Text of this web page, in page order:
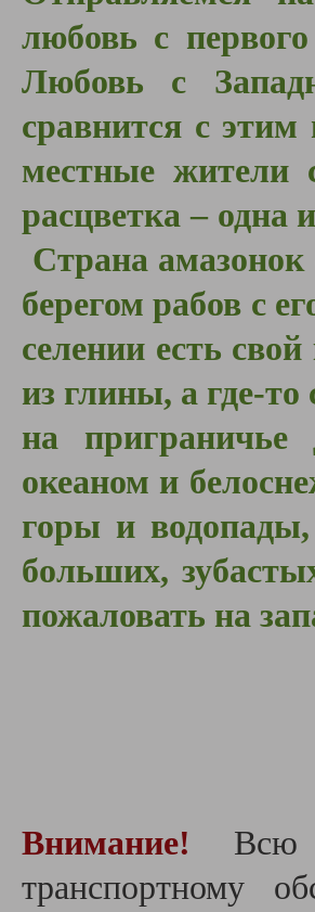
любовь с
Любовь с
сравнится с
местные жители
расцветка –
Страна амазонок
берегом рабов с
селении есть
из глины, а где-
на
океаном и
горы и
больших,
пожаловать на
Внимание! Всю
транспортному